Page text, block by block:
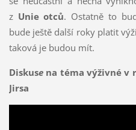
z Unie otců. Ostatně to
bude ještě další roky platit
taková je budou mít.
Diskusena téma výživné v
Jirsa